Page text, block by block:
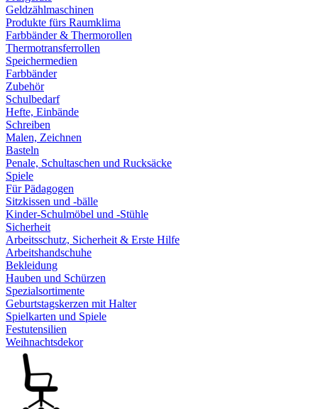
Geldzählmaschinen
Produkte fürs Raumklima
Farbbänder & Thermorollen
Thermotransferrollen
Speichermedien
Farbbänder
Zubehör
Schulbedarf
Hefte, Einbände
Schreiben
Malen, Zeichnen
Basteln
Penale, Schultaschen und Rucksäcke
Spiele
Für Pädagogen
Sitzkissen und -bälle
Kinder-Schulmöbel und -Stühle
Sicherheit
Arbeitsschutz, Sicherheit & Erste Hilfe
Arbeitshandschuhe
Bekleidung
Hauben und Schürzen
Spezialsortimente
Geburtstagskerzen mit Halter
Spielkarten und Spiele
Festutensilien
Weihnachtsdekor